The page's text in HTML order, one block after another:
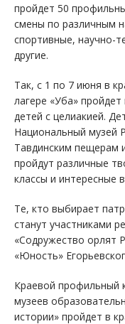
пройдет 50
смены по различным
спортивные, научно-
другие.
Так, с 1 по 7 июня в
лагере «Уба»
детей с целиакией.
Национальный музей
Тавдинским пещерам
пройдут различные
классы и интересные
Те, кто выбирает
станут участниками
«Содружество орлят
«Юность»
Краевой профильный
музеев
истории» пройдет в